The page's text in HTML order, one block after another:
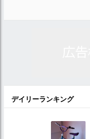
デイリーランキング